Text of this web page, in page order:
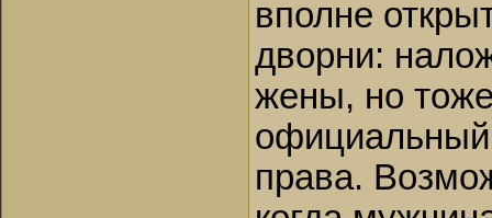
вполне
дворни:
жены, но
официальный
права.